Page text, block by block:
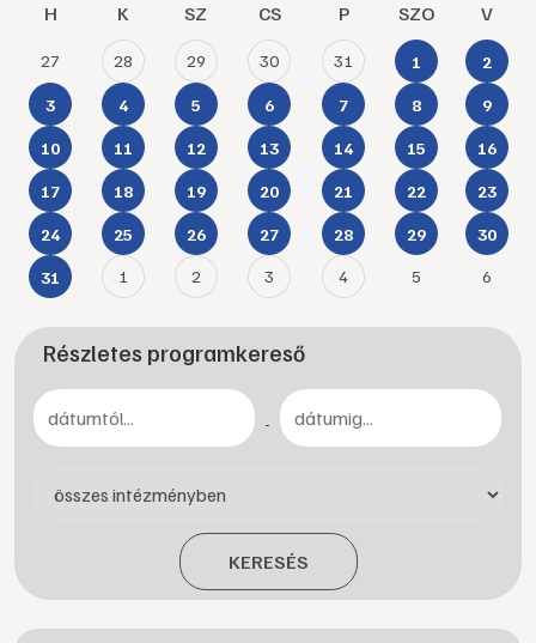
H K SZ CS P SZO V
27 28 29 30 31 1 2
3 4 5 6 7 8 9
10 11 12 13 14 15 16
17 18 19 20 21 22 23
24 25 26 27 28 29 30
31 1 2 3 4 5 6
Részletes programkereső
-
KERESÉS